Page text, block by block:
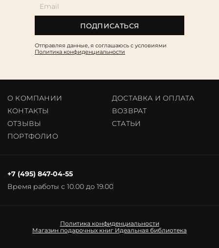
ПОДПИСАТЬСЯ
Отправляя данные, я соглашаюсь c условиями
Политика конфиденциальности
О КОМПАНИИ
ДОСТАВКА И ОПЛАТА
КОНТАКТЫ
ВОЗВРАТ
ОТЗЫВЫ
CТАТЬИ
ПОРТФОЛИО
Время работы с 10.00 до 19.00
+7 (495) 847-04-55
Политика конфиденциальности
Магазин подарочных книг Идеальная библиотека